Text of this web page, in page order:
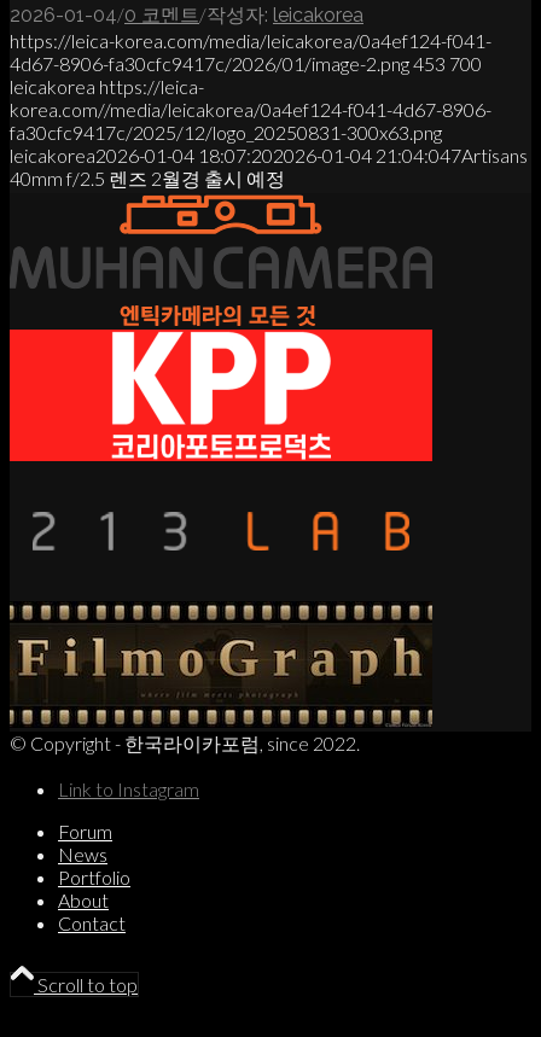
2026-01-04/0 코멘트 /작성자: leicakorea
https://leica-korea.com/media/leicakorea/0a4ef124-f041-
4d67-8906-fa30cfc9417c/2026/01/image-2.png453 700
leicakorea https://leica-
korea.com//media/leicakorea/0a4ef124-f041-4d67-8906-
fa30cfc9417c/2025/12/logo_20250831-300x63.png
leicakorea2026-01-04 18:07:202026-01-04 21:04:047Artisans
40mm f/2.5 렌즈 2월경 출시 예정
© Copyright - 한국라이카포럼, since 2022.
Link to Instagram
Forum
News
Portfolio
About
Contact
Scroll to top